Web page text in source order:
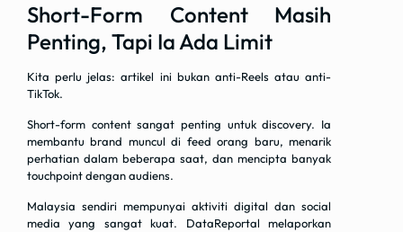
Short-Form Content Masih
Penting, Tapi Ia Ada Limit
Kita perlu jelas: artikel ini bukan anti-Reels atau anti-
TikTok.
Short-form content sangat penting untuk discovery. Ia
membantu brand muncul di feed orang baru, menarik
perhatian dalam beberapa saat, dan mencipta banyak
touchpoint dengan audiens.
Malaysia sendiri mempunyai aktiviti digital dan social
media yang sangat kuat. DataReportal melaporkan